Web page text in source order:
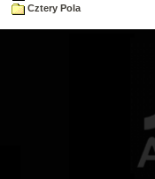
Cztery Pola